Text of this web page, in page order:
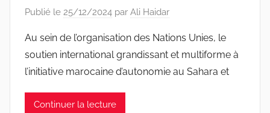
Publié le 25/12/2024 par Ali Haidar
Au sein de l’organisation des Nations Unies, le
soutien international grandissant et multiforme à
l’initiative marocaine d’autonomie au Sahara et
Continuer la lecture